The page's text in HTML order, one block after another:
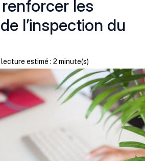
les
l’inspection du
estimé : 2 minute(s)